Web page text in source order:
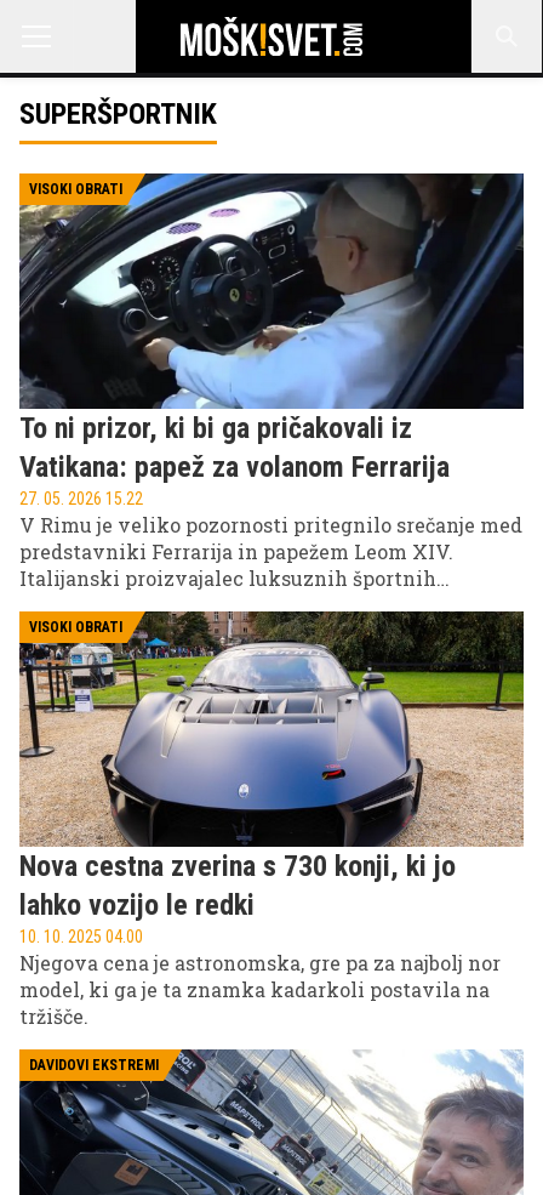
SUPERŠPORTNIK
VISOKI OBRATI
To ni prizor, ki bi ga pričakovali iz
Vatikana: papež za volanom Ferrarija
27. 05. 2026 15.22
V Rimu je veliko pozornosti pritegnilo srečanje med
predstavniki Ferrarija in papežem Leom XIV.
Italijanski proizvajalec luksuznih športnih
popolnoma električni model, imenovan Luce.
VISOKI OBRATI
Nova cestna zverina s 730 konji, ki jo
lahko vozijo le redki
10. 10. 2025 04.00
Njegova cena je astronomska, gre pa za najbolj nor
model, ki ga je ta znamka kadarkoli postavila na
tržišče.
DAVIDOVI EKSTREMI